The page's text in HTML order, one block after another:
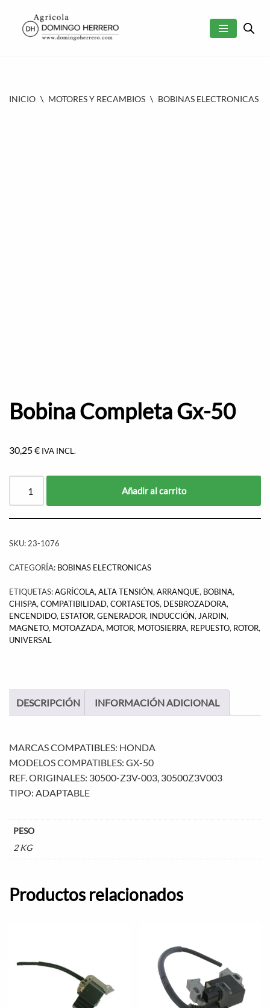
SALTAR
INICIO \ MOTORES Y RECAMBIOS \ BOBINAS ELECTRONICAS
Bobina Completa Gx-50
30,25€ IVA INCL.
Añadir al carrito
SKU: 23-1076
CATEGORÍA: BOBINAS ELECTRONICAS
ETIQUETAS:AGRÍCOLA, ALTA TENSIÓN, ARRANQUE, BOBINA,
CHISPA, COMPATIBILIDAD, CORTASETOS, DESBROZADORA,
ENCENDIDO, ESTATOR, GENERADOR, INDUCCIÓN, JARDIN,
MAGNETO, MOTOAZADA, MOTOR, MOTOSIERRA, REPUESTO, ROTOR,
UNIVERSAL
DESCRIPCIÓN INFORMACIÓN ADICIONAL
MARCAS COMPATIBLES: HONDA
MODELOS COMPATIBLES: GX-50
REF. ORIGINALES: 30500-Z3V-003, 30500Z3V003
TIPO: ADAPTABLE
PESO
2 KG
Productos relacionados